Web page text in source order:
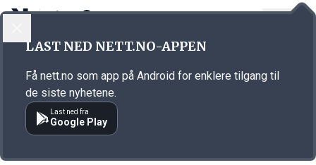
Annonsørinnhold
LAST NED NETT.NO-APPEN
Få nett.no som app på Android for enklere tilgang til
de siste nyhetene.
Last ned fra
Google Play